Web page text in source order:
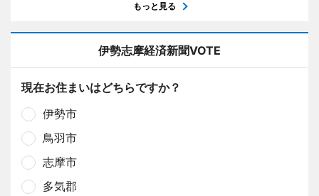
もっと見る
伊勢志摩経済新聞VOTE
現在お住まいはどちらですか？
伊勢市
鳥羽市
志摩市
多気郡